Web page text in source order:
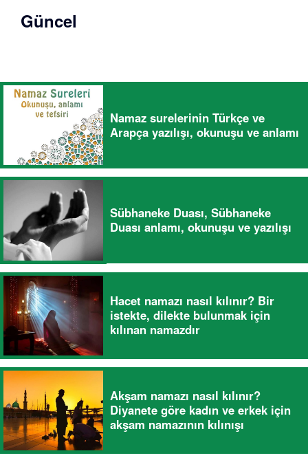
Güncel
Namaz surelerinin Türkçe ve
Arapça yazılışı, okunuşu ve anlamı
Sübhaneke Duası, Sübhaneke
Duası anlamı, okunuşu ve yazılışı
Hacet namazı nasıl kılınır? Bir
istekte, dilekte bulunmak için
kılınan namazdır
Akşam namazı nasıl kılınır?
Diyanete göre kadın ve erkek için
akşam namazının kılınışı